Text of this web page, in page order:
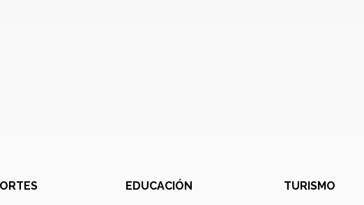
EDUCACIÓN TURISMO